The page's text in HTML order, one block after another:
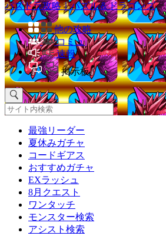
パズドラ攻略｜パズル＆ドラゴンズ
他の攻略
コミュ
速報
掲示板
最強リーダー
夏休みガチャ
コードギアス
おすすめガチャ
EXラッシュ
8月クエスト
ワンタッチ
モンスター検索
アシスト検索